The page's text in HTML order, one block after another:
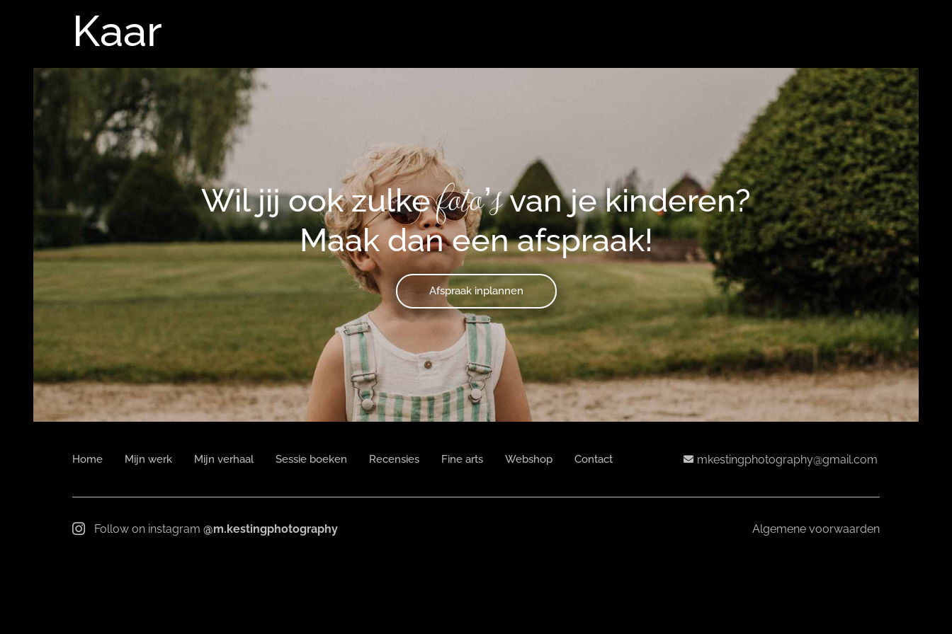
Kaar
Wil jij ook zulkefoto’svan je kinderen?
Maak dan een afspraak!
Afspraak inplannen
Home Mijn werk Mijn verhaal Sessie boeken Recensies Fine arts Webshop Contact mkestingphotography@gmail.com
Follow on instagram@m.kestingphotography Algemene voorwaarden